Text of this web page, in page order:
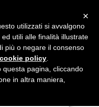
×
utilizzati si avvalgono
utili alle finalità illustrate
più o negare il consenso
cookie policy
pagina, cliccando
in altra maniera,